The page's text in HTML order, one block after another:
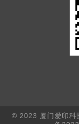
© 2023 厦门爱印科